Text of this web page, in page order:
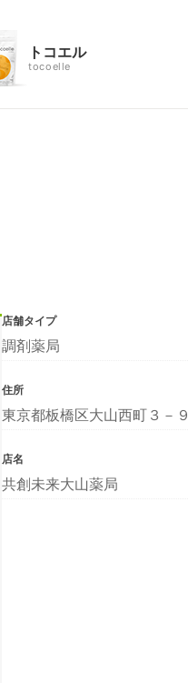
トコエル
tocoelle
店舗タイプ
調剤薬局
住所
東京都板橋区大山西町３－９
店名
共創未来大山薬局